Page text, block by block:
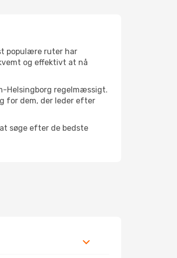
populære ruter har
og effektivt at nå
Helsingborg regelmæssigt.
for dem, der leder efter
søge efter de bedste